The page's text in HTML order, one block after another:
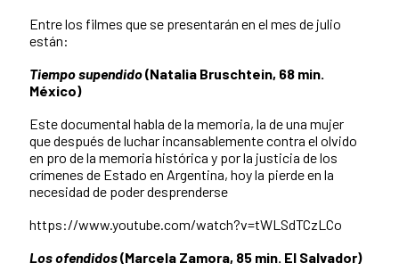
Entre los filmes que se presentarán en el mes de julio
están:
Tiempo supendido(Natalia Bruschtein, 68 min.
México)
Este documental habla de la memoria, la de una mujer
que después de luchar incansablemente contra el olvido
en pro de la memoria histórica y por la justicia de los
crímenes de Estado en Argentina, hoy la pierde en la
necesidad de poder desprenderse
https://www.youtube.com/watch?v=tWLSdTCzLCo
Los ofendidos(Marcela Zamora, 85 min. El Salvador)